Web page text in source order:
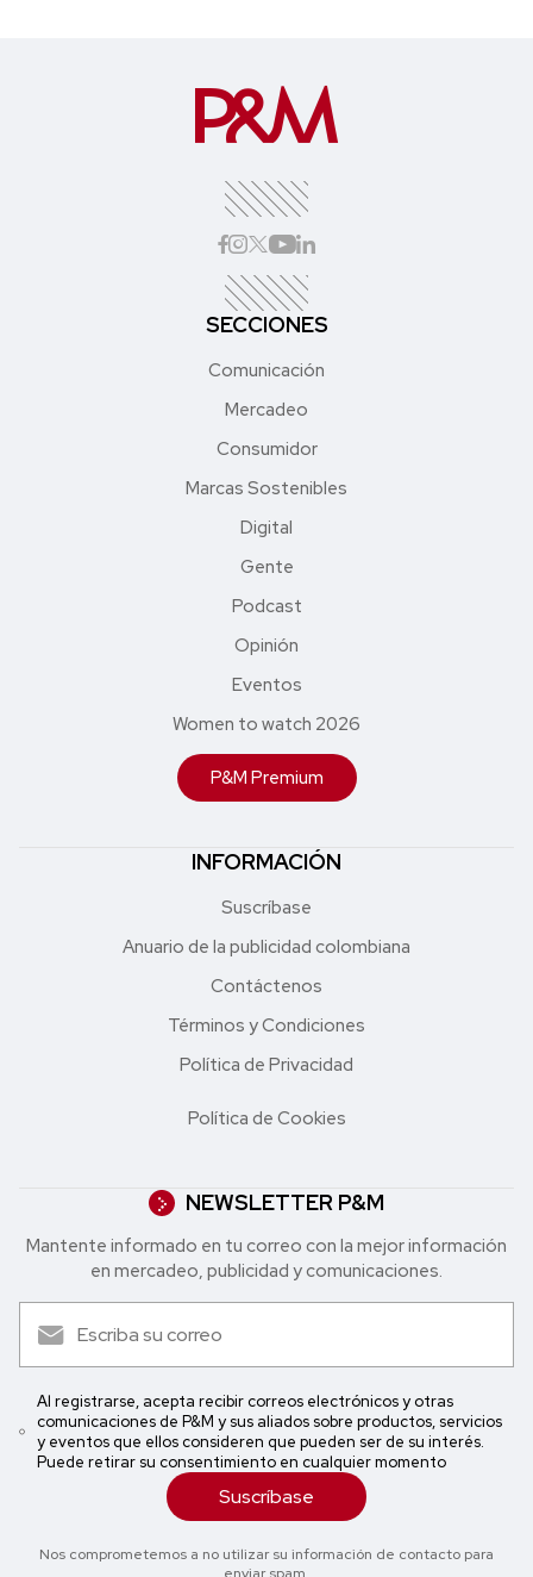
SECCIONES
Comunicación
Mercadeo
Consumidor
Marcas Sostenibles
Digital
Gente
Podcast
Opinión
Eventos
Women to watch 2026
P&M Premium
INFORMACIÓN
Suscríbase
Anuario de la publicidad colombiana
Contáctenos
Términos y Condiciones
Política de Privacidad
Política de Cookies
NEWSLETTER P&M
Mantente informado en tu correo con la mejor in formación
en mercadeo, publicidad y comunicaciones.
Al registrarse, acepta recibir correos electrónicos y otras
comunicaciones de P&M y sus aliados sobre productos, servicios
y eventos que ellos consideren que pueden ser de su interés.
Puede retirar su consentimiento en cualquier momento
Suscríbase
Nos comprometemos a no utilizar su información de contacto para
enviar spam.